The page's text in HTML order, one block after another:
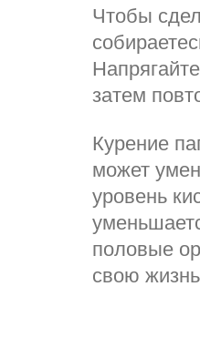
Чтобы
затем
Курение
может
уровень
половые
свою